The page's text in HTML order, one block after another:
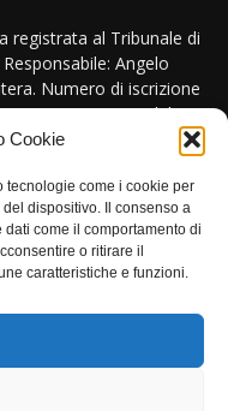
Cookie
tecnologie come i cookie per
dispositivo. Il consenso a
come il comportamento di
o ritirare il
caratteristiche e funzioni.
registrata al Tribunale di
Angelo
Numero di iscrizione
n. 17440 del